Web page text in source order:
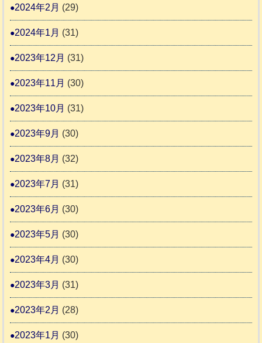
2024年2月 (29)
2024年1月 (31)
2023年12月 (31)
2023年11月 (30)
2023年10月 (31)
2023年9月 (30)
2023年8月 (32)
2023年7月 (31)
2023年6月 (30)
2023年5月 (30)
2023年4月 (30)
2023年3月 (31)
2023年2月 (28)
2023年1月 (30)